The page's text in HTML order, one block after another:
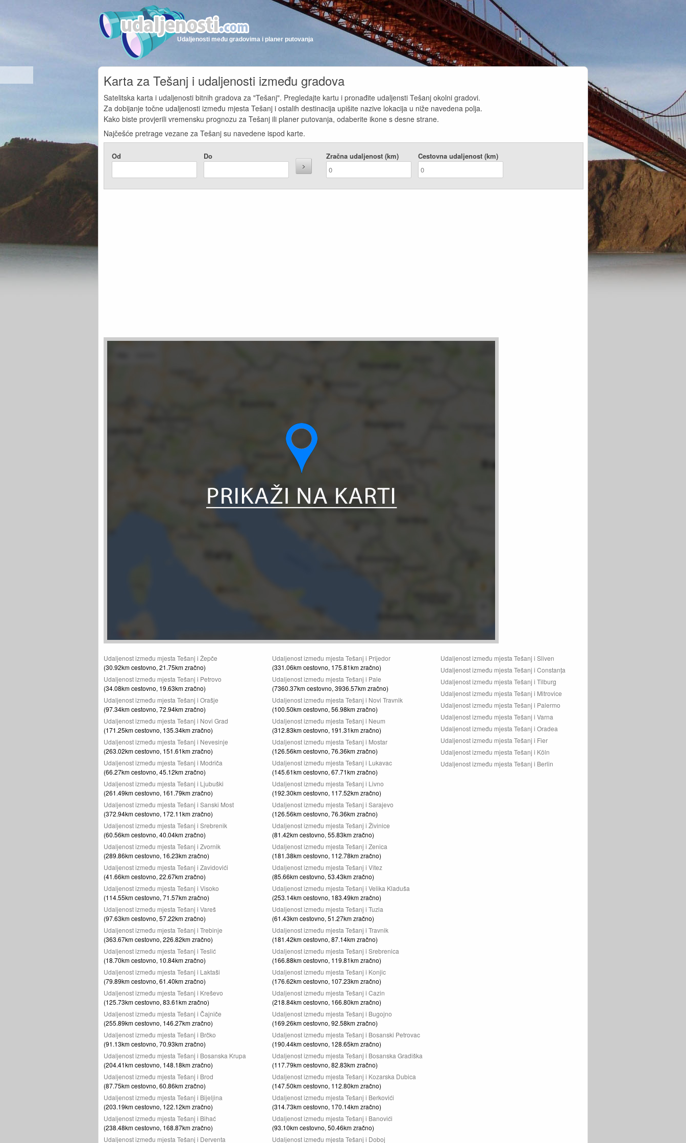
Udaljenosti među gradovima i planer putovanja
Karta za Tešanj i udaljenosti između gradova
Satelitska karta i udaljenosti bitnih gradova za "Tešanj". Pregledajte kartu i pronađite udaljensti Tešanj okolni gradovi.
Za dobijanje točne udaljenosti između mjesta Tešanj i ostalih destinacija upišite nazive lokacija u niže navedena polja.
Kako biste provjerili vremensku prognozu za Tešanj ili planer putovanja, odaberite ikone s desne strane.
Najčešće pretrage vezane za Tešanj su navedene ispod karte.
Od Do Zračna udaljenost (km) Cestovna udaljenost (km)
Udaljenost između mjesta Tešanj i Žepče
(30.92km cestovno, 21.75km zračno)
Udaljenost između mjesta Tešanj i Prijedor
(331.06km cestovno, 175.81km zračno)
Udaljenost između mjesta Tešanj i Petrovo
(34.08km cestovno, 19.63km zračno)
Udaljenost između mjesta Tešanj i Pale
(7360.37km cestovno, 3936.57km zračno)
Udaljenost između mjesta Tešanj i Orašje
(97.34km cestovno, 72.94km zračno)
Udaljenost između mjesta Tešanj i Novi Travnik
(100.50km cestovno, 56.98km zračno)
Udaljenost između mjesta Tešanj i Novi Grad
(171.25km cestovno, 135.34km zračno)
Udaljenost između mjesta Tešanj i Neum
(312.83km cestovno, 191.31km zračno)
Udaljenost između mjesta Tešanj i Nevesinje
(263.02km cestovno, 151.61km zračno)
Udaljenost između mjesta Tešanj i Mostar
(126.56km cestovno, 76.36km zračno)
Udaljenost između mjesta Tešanj i Modriča
(66.27km cestovno, 45.12km zračno)
Udaljenost između mjesta Tešanj i Lukavac
(145.61km cestovno, 67.71km zračno)
Udaljenost između mjesta Tešanj i Ljubuški
(261.49km cestovno, 161.79km zračno)
Udaljenost između mjesta Tešanj i Livno
(192.30km cestovno, 117.52km zračno)
Udaljenost između mjesta Tešanj i Sanski Most
(372.94km cestovno, 172.11km zračno)
Udaljenost između mjesta Tešanj i Sarajevo
(126.56km cestovno, 76.36km zračno)
Udaljenost između mjesta Tešanj i Srebrenik
(60.56km cestovno, 40.04km zračno)
Udaljenost između mjesta Tešanj i Živinice
(81.42km cestovno, 55.83km zračno)
Udaljenost između mjesta Tešanj i Zvornik
(289.86km cestovno, 16.23km zračno)
Udaljenost između mjesta Tešanj i Zenica
(181.38km cestovno, 112.78km zračno)
Udaljenost između mjesta Tešanj i Zavidovići
(41.66km cestovno, 22.67km zračno)
Udaljenost između mjesta Tešanj i Vitez
(85.66km cestovno, 53.43km zračno)
Udaljenost između mjesta Tešanj i Visoko
(114.55km cestovno, 71.57km zračno)
Udaljenost između mjesta Tešanj i Velika Kladuša
(253.14km cestovno, 183.49km zračno)
Udaljenost između mjesta Tešanj i Vareš
(97.63km cestovno, 57.22km zračno)
Udaljenost između mjesta Tešanj i Tuzla
(61.43km cestovno, 51.27km zračno)
Udaljenost između mjesta Tešanj i Trebinje
(363.67km cestovno, 226.82km zračno)
Udaljenost između mjesta Tešanj i Travnik
(181.42km cestovno, 87.14km zračno)
Udaljenost između mjesta Tešanj i Teslić
(18.70km cestovno, 10.84km zračno)
Udaljenost između mjesta Tešanj i Srebrenica
(166.88km cestovno, 119.81km zračno)
Udaljenost između mjesta Tešanj i Laktaši
(79.89km cestovno, 61.40km zračno)
Udaljenost između mjesta Tešanj i Konjic
(176.62km cestovno, 107.23km zračno)
Udaljenost između mjesta Tešanj i Kreševo
(125.73km cestovno, 83.61km zračno)
Udaljenost između mjesta Tešanj i Cazin
(218.84km cestovno, 166.80km zračno)
Udaljenost između mjesta Tešanj i Čajniče
(255.89km cestovno, 146.27km zračno)
Udaljenost između mjesta Tešanj i Bugojno
(169.26km cestovno, 92.58km zračno)
Udaljenost između mjesta Tešanj i Brčko
(91.13km cestovno, 70.93km zračno)
Udaljenost između mjesta Tešanj i Bosanski Petrovac
(190.44km cestovno, 128.65km zračno)
Udaljenost između mjesta Tešanj i Bosanska Krupa
(204.41km cestovno, 148.18km zračno)
Udaljenost između mjesta Tešanj i Bosanska Gradiška
(117.79km cestovno, 82.83km zračno)
Udaljenost između mjesta Tešanj i Brod
(87.75km cestovno, 60.86km zračno)
Udaljenost između mjesta Tešanj i Kozarska Dubica
(147.50km cestovno, 112.80km zračno)
Udaljenost između mjesta Tešanj i Bijeljina
(203.19km cestovno, 122.12km zračno)
Udaljenost između mjesta Tešanj i Berkovići
(314.73km cestovno, 170.14km zračno)
Udaljenost između mjesta Tešanj i Bihać
(238.48km cestovno, 168.87km zračno)
Udaljenost između mjesta Tešanj i Banovići
(93.10km cestovno, 50.46km zračno)
Udaljenost između mjesta Tešanj i Derventa
Udaljenost između mjesta Tešanj i Doboj
Udaljenost između mjesta Tešanj i Sliven
Udaljenost između mjesta Tešanj i Constanța
Udaljenost između mjesta Tešanj i Tilburg
Udaljenost između mjesta Tešanj i Mitrovice
Udaljenost između mjesta Tešanj i Palermo
Udaljenost između mjesta Tešanj i Varna
Udaljenost između mjesta Tešanj i Oradea
Udaljenost između mjesta Tešanj i Fier
Udaljenost između mjesta Tešanj i Köln
Udaljenost između mjesta Tešanj i Berlin